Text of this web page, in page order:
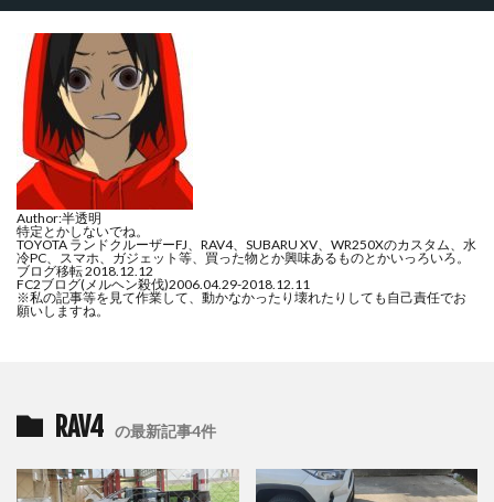
Author:半透明
特定とかしないでね。
TOYOTA ランドクルーザーFJ、RAV4、SUBARU XV、WR250Xのカスタム、水
冷PC、スマホ、ガジェット等、買った物とか興味あるものとかいっろいろ。
ブログ移転 2018.12.12
FC2ブログ(メルヘン殺伐)2006.04.29-2018.12.11
※私の記事等を見て作業して、動かなかったり壊れたりしても自己責任でお
願いしますね。
RAV4 の最新記事4件